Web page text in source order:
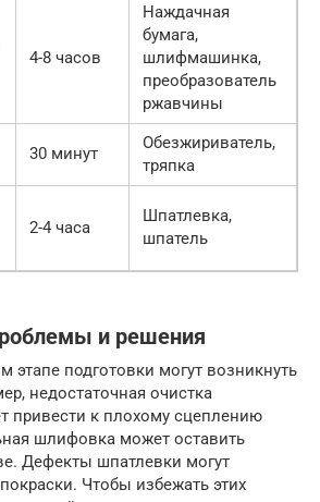
4-8 часов
Наждачная
бумага,
шлифмашинка,
преобразователь
ржавчины
30 минут
Обезжириватель,
тряпка
2-4 часа
Шпатлевка,
шпатель
и решения
этапе подготовки могут возникнуть
недостаточная очистка
привести к плохому сцеплению
шлифовка может оставить
Дефекты шпатлевки могут
Чтобы избежать этих